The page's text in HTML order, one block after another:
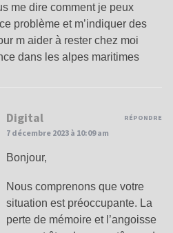
me dire comment je peux
problème et m’indiquer des
m aider à rester chez moi
dans les alpes maritimes
Digital
7 décembre 2023 à 10:09 am
Bonjour,
Nous comprenons que votre
situation est préoccupante. La
perte de mémoire et l’angoisse
RÉPONDRE